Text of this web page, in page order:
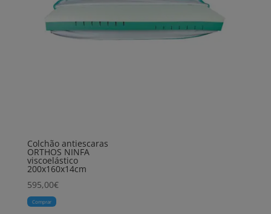
Colchão antiescaras
ORTHOS NINFA
viscoelástico
200x160x14cm
595,00€
Comprar